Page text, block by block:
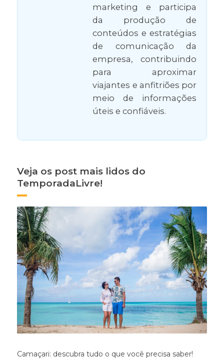
marketing e participa
da produção de
conteúdos e estratégias
de comunicação da
empresa, contribuindo
para aproximar
viajantes e anfitriões por
meio de informações
úteis e confiáveis.
Veja os post mais lidos do
TemporadaLivre!
Camaçari: descubra tudo o que você precisa saber!